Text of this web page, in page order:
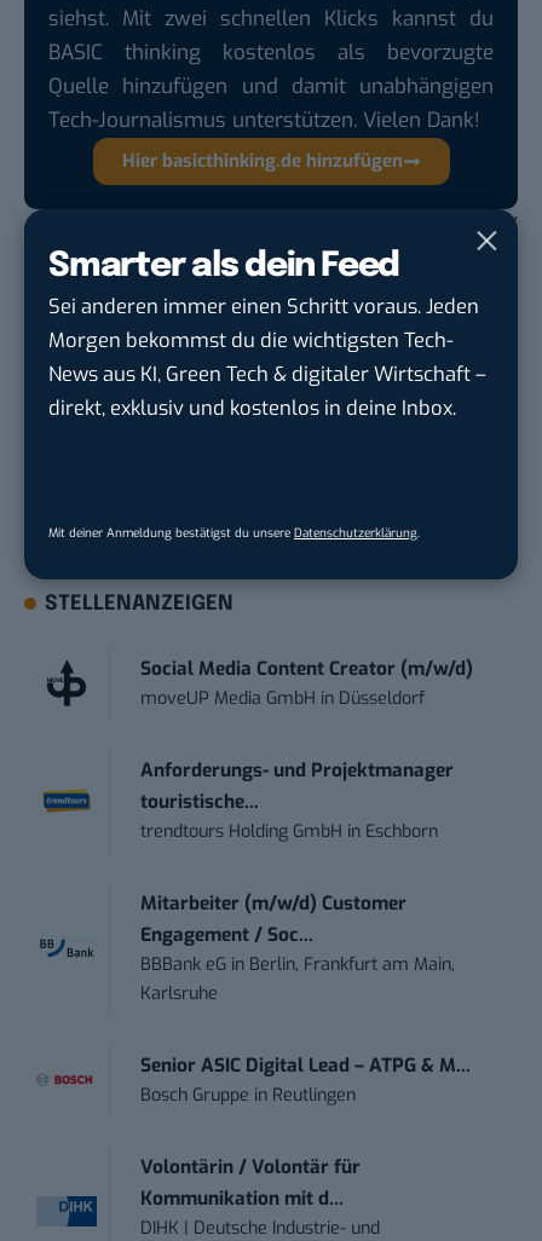
Smarter als dein Feed
Sei anderen immer einen Schritt voraus. Jeden
Morgen bekommst du die wichtigsten Tech-
News aus KI, Green Tech & digitaler Wirtschaft –
direkt, exklusiv und kostenlos in deine Inbox.
Mit deiner Anmeldung bestätigst du unsere Datenschutzerklärung.
siehst. Mit zwei schnellen Klicks kannst du
BASIC thinking kostenlos als bevorzugte
Quelle hinzufügen und damit unabhängigen
Tech-Journalismus unterstützen. Vielen Dank!
Hier basicthinking.de hinzufügen
Pixelio /
Montagen:Jürgen Kroder
Du möchtest nicht abgehängt werden, wenn es um
KI, Green Tech und die Tech-Themen von Morgen
geht? Über 12.000 smarte Leser bekommen jeden
kostenlos anmelden.
STELLENANZEIGEN
Social Media Content Creator (m/w/d)
moveUP Media GmbH in Düsseldorf
Anforderungs- und Projektmanager
touristische...
trendtours Holding GmbH in Eschborn
Mitarbeiter (m/w/d) Customer
Engagement / Soc...
BBBank eG in Berlin, Frankfurt am Main,
Karlsruhe
Senior ASIC Digital Lead – ATPG & M...
Bosch Gruppe in Reutlingen
Volontärin / Volontär für
Kommunikation mit d...
DIHK | Deutsche Industrie- und